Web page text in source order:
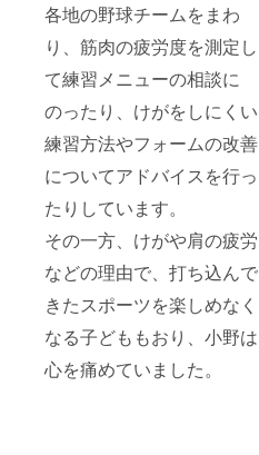
各地の野球チームをまわ
り、筋肉の疲労度を測定し
て練習メニューの相談に
のったり、けがをしにくい
練習方法やフォームの改善
についてアドバイスを行っ
たりしています。
その一方、けがや肩の疲労
などの理由で、打ち込んで
きたスポーツを楽しめなく
なる子どももおり、小野は
心を痛めていました。